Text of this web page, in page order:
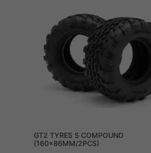
GT2 TYRES S COMPOUND
(160x86MM/2PCS)